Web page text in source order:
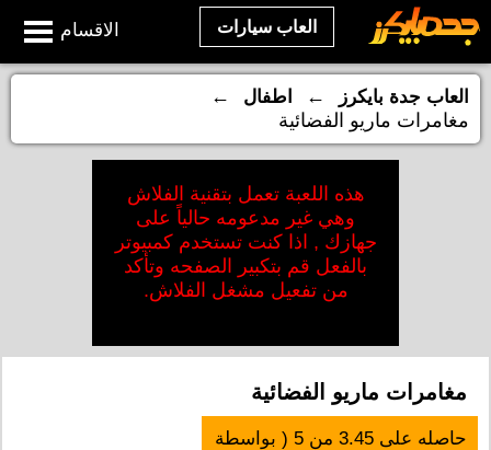
الاقسام العاب سيارات
العاب جدة بايكرز ← اطفال
←
مغامرات ماريو الفضائية
هذه اللعبة تعمل بتقنية الفلاش
وهي غير مدعومه حالياً على
جهازك , اذا كنت تستخدم كمبيوتر
بالفعل قم بتكبير الصفحه وتأكد
من تفعيل مشغل الفلاش.
مغامرات ماريو الفضائية
حاصله على3.45 من5 ( بواسطة